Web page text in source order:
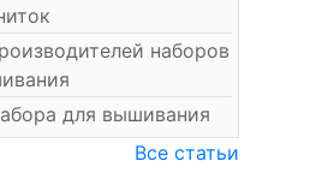
наборов
для вышивания
Все статьи